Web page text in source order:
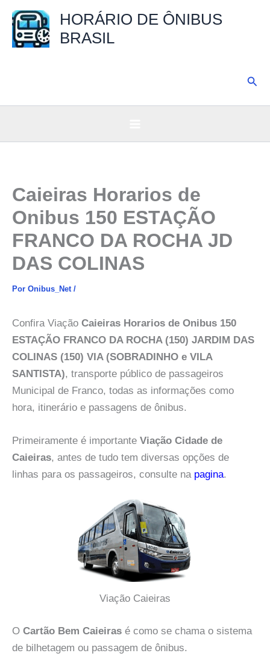
para
HORÁRIO DE ÔNIBUS
BRASIL
Caieiras Horarios de
Onibus 150 ESTAÇÃO
FRANCO DA ROCHA JD
DAS COLINAS
Por Onibus_Net /
Confira Viação Caieiras Horarios de Onibus 150
ESTAÇÃO FRANCO DA ROCHA (150) JARDIM DAS
COLINAS (150) VIA (SOBRADINHO e VILA
SANTISTA), transporte público de passageiros
Municipal de Franco, todas as informações como
hora, itinerário e passagens de ônibus.
Primeiramente é importante Viação Cidade de
Caieiras, antes de tudo tem diversas opções de
linhas para os passageiros, consulte na pagina.
Viação Caieiras
O Cartão Bem Caieiras é como se chama o sistema
de bilhetagem ou passagem de ônibus.